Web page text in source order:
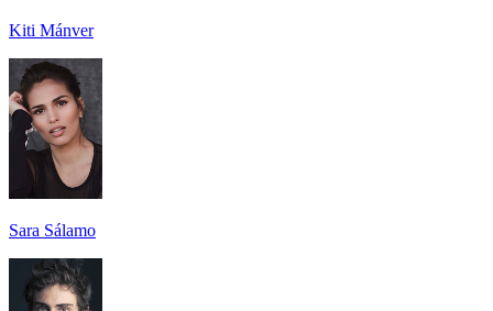
Kiti Mánver
Sara Sálamo